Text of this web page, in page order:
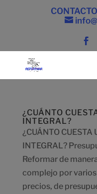
¿CUÁNTO
INTEGRAL?
¿CUÁNTO CUESTA
INTEGRAL?
Reformar de
complejo por
precios, de